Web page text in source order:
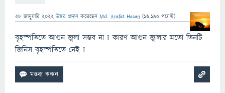
28 জানুয়ারি 2022 উত্তর প্রদান করেছেন Md. Arafat Hasan (16,190 পয়েন্ট)
বৃহস্পতিতে আগুন জ্বলা সম্ভব না I কারণ আগুন জ্বালার মতো তিনটি
জিনিস বৃহস্পতিতে নেই I